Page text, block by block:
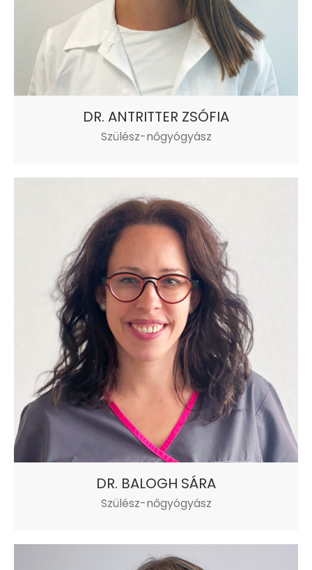
DR. ANTRITTER ZSÓFIA
Szülész-nőgyógyász
DR. BALOGH SÁRA
Szülész-nőgyógyász